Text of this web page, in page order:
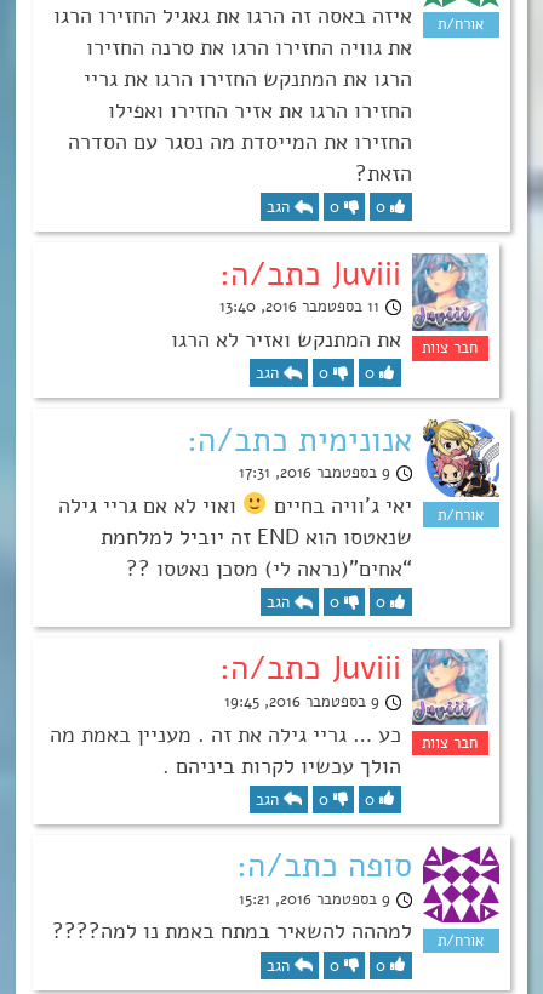
איזה באסה זה הרגו את גאגיל החזירו הרגו
את גוויה החזירו הרגו את סרנה החזירו
הרגו את המתנקש החזירו הרגו את גריי
החזירו הרגו את אזיר החזירו ואפילו
החזירו את המייסדת מה נסגר עם הסדרה
הזאת?
0
0 הגב
Juviii כתב/ה:
11 בספטמבר 2016, 13:40
את המתנקש ואזיר לא הרגו
0
0 הגב
אנונימית כתב/ה:
9 בספטמבר 2016, 17:31
יאי ג’וויה בחיים
ואוי לא אם גריי גילה
שנאטסו הוא END זה יוביל למלחמת
“אחים”(נראה לי) מסכן נאטסו ??
0
0 הגב
Juviii כתב/ה:
9 בספטמבר 2016, 19:45
כע … גריי גילה את זה . מעניין באמת מה
הולך עכשיו לקרות ביניהם .
0
0 הגב
סופה כתב/ה:
9 בספטמבר 2016, 15:21
למההה להשאיר במתח באמת נו למה????
0
0 הגב